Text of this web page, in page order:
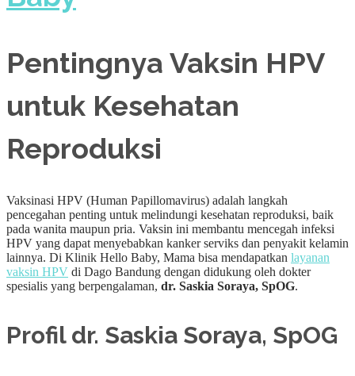
Pentingnya Vaksin HPV
untuk Kesehatan
Reproduksi
Vaksinasi HPV (Human Papillomavirus) adalah langkah
pencegahan penting untuk melindungi kesehatan reproduksi, baik
pada wanita maupun pria. Vaksin ini membantu mencegah infeksi
HPV yang dapat menyebabkan kanker serviks dan penyakit kelamin
lainnya. Di Klinik Hello Baby, Mama bisa mendapatkan layanan
vaksin HPV di Dago Bandung dengan didukung oleh dokter
spesialis yang berpengalaman, dr. Saskia Soraya, SpOG.
Profil dr. Saskia Soraya, SpOG